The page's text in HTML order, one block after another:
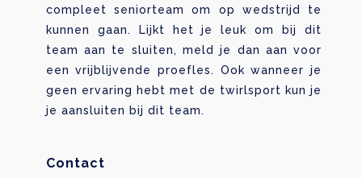
compleet seniorteam om op wedstrijd te
kunnen gaan. Lijkt het je leuk om bij dit
team aan te sluiten, meld je dan aan voor
een vrijblijvende proefles. Ook wanneer je
geen ervaring hebt met de twirlsport kun je
je aansluiten bij dit team.
Contact